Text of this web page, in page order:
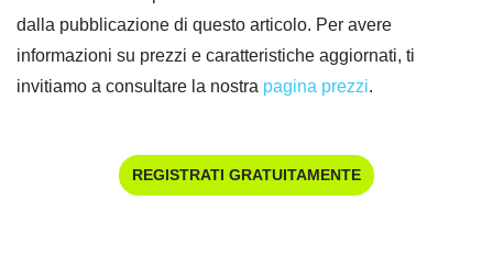
dalla pubblicazione di questo articolo. Per avere
informazioni su prezzi e caratteristiche aggiornati, ti
invitiamo a consultare la nostra pagina prezzi.
REGISTRATI GRATUITAMENTE